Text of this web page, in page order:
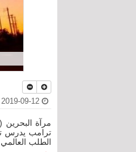
مرآة البحرين
ترامب يدرس
الطلب